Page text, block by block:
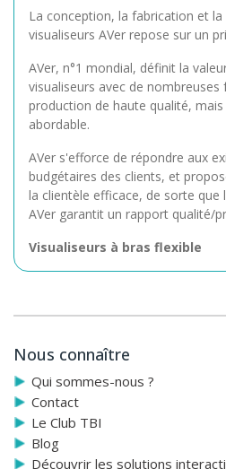
La conception, la fabrication et
visualiseurs AVer repose sur un
AVer, n°1 mondial, définit la
visualiseurs avec de
production de haute qualité,
abordable.
AVer s'efforce de répondre aux
budgétaires des clients, et
la clientèle efficace, de sorte que
AVer garantit un rapport qualité/
Visualiseurs à bras flexible
et la flexibilité de la gamme CP à
clé USB ou carte SD, 30 images /
sortie HD...
Tous ces visualiseurs à bras
capturer des images et des
irréprochable !
Nous connaître
Qui sommes-nous ?
Contact
Le Club TBI
Blog
Découvrir les solutions